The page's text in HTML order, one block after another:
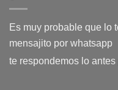
Es muy probable que lo
mensajito por whatsapp
te respondemos lo antes